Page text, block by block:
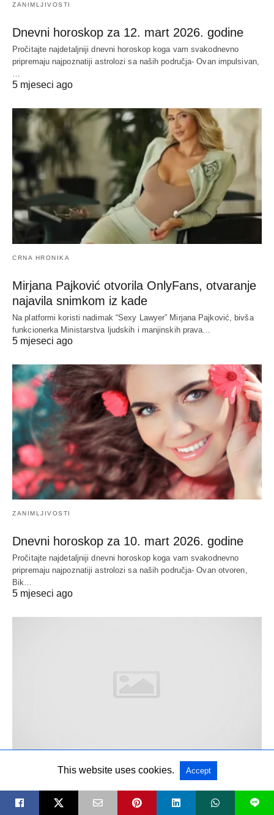
ZANIMLJIVOSTI
Dnevni horoskop za 12. mart 2026. godine
Pročitajte najdetaljniji dnevni horoskop koga vam svakodnevno
pripremaju najpoznatiji astrolozi sa naših područja- Ovan impulsivan,
5 mjeseci ago
CRNA HRONIKA
Mirjana Pajković otvorila OnlyFans, otvaranje
najavila snimkom iz kade
Na platformi koristi nadimak “Sexy Lawyer” Mirjana Pajković, bivša
funkcionerka Ministarstva ljudskih i manjinskih prava…
5 mjeseci ago
ZANIMLJIVOSTI
Dnevni horoskop za 10. mart 2026. godine
Pročitajte najdetaljniji dnevni horoskop koga vam svakodnevno
pripremaju najpoznatiji astrolozi sa naših područja- Ovan otvoren,
Bik…
5 mjeseci ago
CRNA HRONIKA
SJENICA I SANDŽAK U SUZAMA: Na Ahiret
preselile ćerka i majka, LEJLA i EDISA
L
This website uses cookies. Accept